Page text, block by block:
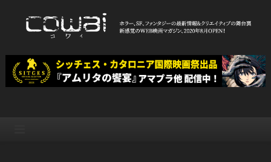
WEB映画マガジン「cowai コ
ワイ」